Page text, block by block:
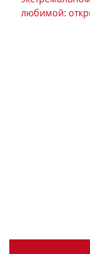
любимой: